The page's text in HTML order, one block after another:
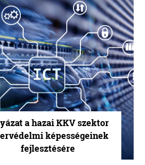
a hazai KKV szektor
képességeinek
fejlesztésére